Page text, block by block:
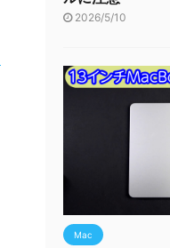
2026/5/10
Mac